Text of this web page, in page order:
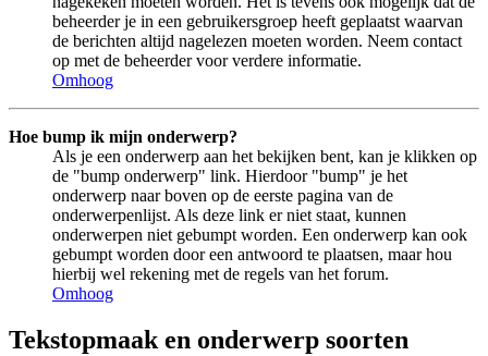
beheerder je in een gebruikersgroep heeft geplaatst waarvan
de berichten altijd nagelezen moeten worden. Neem contact
op met de beheerder voor verdere informatie.
Omhoog
Hoe bump ik mijn onderwerp?
Als je een onderwerp aan het bekijken bent, kan je klikken op
de "bump onderwerp" link. Hierdoor "bump" je het
onderwerp naar boven op de eerste pagina van de
onderwerpenlijst. Als deze link er niet staat, kunnen
onderwerpen niet gebumpt worden. Een onderwerp kan ook
gebumpt worden door een antwoord te plaatsen, maar hou
hierbij wel rekening met de regels van het forum.
Omhoog
Tekstopmaak en onderwerp soorten